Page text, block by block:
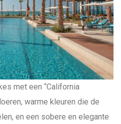
met een “California
warme kleuren die de
en een sobere en elegante